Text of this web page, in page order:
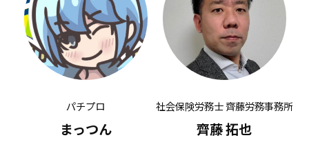
パチプロ
まっつん
社会保険労務士 齊藤労務事務所
齊藤 拓也